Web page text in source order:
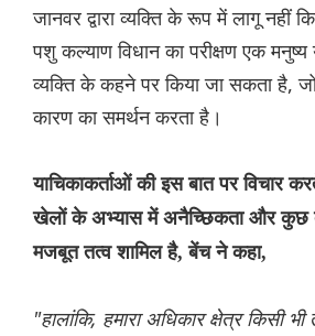
जानवर द्वारा व्यक्ति के रूप में लागू नहीं
पशु कल्याण विधान का परीक्षण एक मनुष्य
व्यक्ति के कहने पर किया जा सकता है,
कारण का समर्थन करता है।
याचिकाकर्ताओं की इस बात पर विचार
खेलों के अभ्यास में अनैच्छिकता और कुछ
मजबूत तत्व शामिल है, बेंच ने कहा,
"हालांकि, हमारा अधिकार क्षेत्र किसी